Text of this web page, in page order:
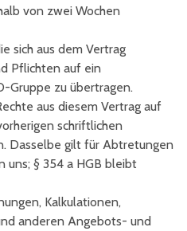
von zwei Wochen
sich aus dem Vertrag
Pflichten auf ein
Gruppe zu übertragen.
aus diesem Vertrag auf
schriftlichen
Dasselbe gilt für Abtretungen
uns; § 354 a HGB bleibt
Kalkulationen,
anderen Angebots- und